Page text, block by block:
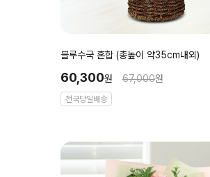
블루수국 혼합 (총높이 약35cm내외)
60,300원 67,000원
전국당일배송